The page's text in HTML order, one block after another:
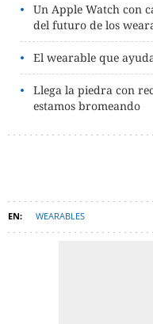
Un Apple Watch con
del futuro de los
El wearable que
Llega la piedra con
estamos bromeando
WEARABLES